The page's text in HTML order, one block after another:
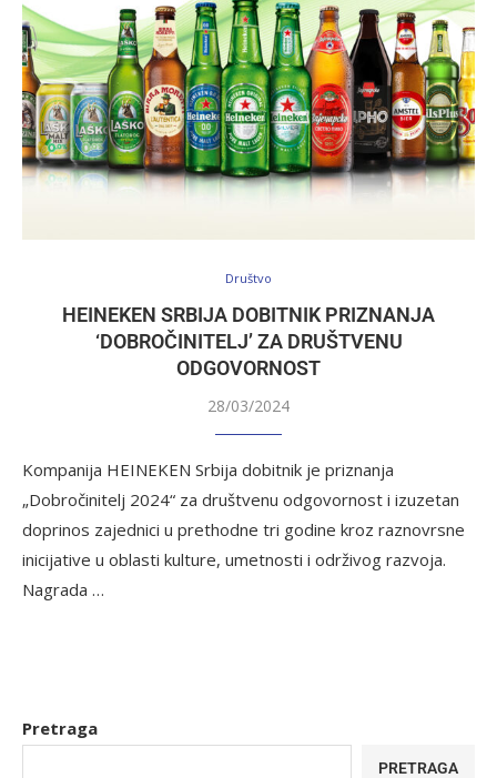
Društvo
HEINEKEN SRBIJA DOBITNIK PRIZNANJA
‘DOBROČINITELJ’ ZA DRUŠTVENU
ODGOVORNOST
28/03/2024
Kompanija HEINEKEN Srbija dobitnik je priznanja
„Dobročinitelj 2024“ za društvenu odgovornost i izuzetan
doprinos zajednici u prethodne tri godine kroz raznovrsne
inicijative u oblasti kulture, umetnosti i održivog razvoja.
Nagrada …
Pretraga
PRETRAGA